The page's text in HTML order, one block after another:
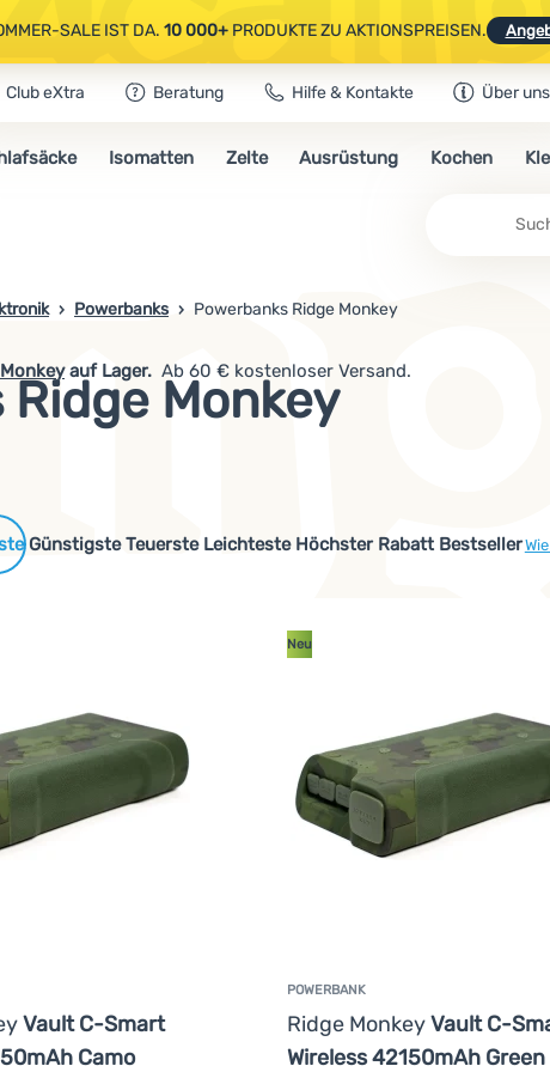
SALE IST DA. 10 000+PRODUKTE ZU AKTIONSPREISEN.
CAMPING- & WANDERAUSRÜSTUNG.CODE OUT10 NUTZEN.
SALE IST DA.10 000+PRODUKTE ZU AKTIONSPREISEN.
Club eXtra Beratung Hilfe & Kontakte Über uns
Isomatten Zelte Ausrüstung Kochen
Powerbanks Powerbanks Ridge Monkey
Monkey
auf Lager. Ab 60 € kostenloser Versand.
Günstigste Teuerste Leichteste Höchster Rabatt Bestseller
Produkte
Vault C-Smart
Camo
POWERBANK
Ridge MonkeyVault C-
Wireless 42150mAh Green
Neu